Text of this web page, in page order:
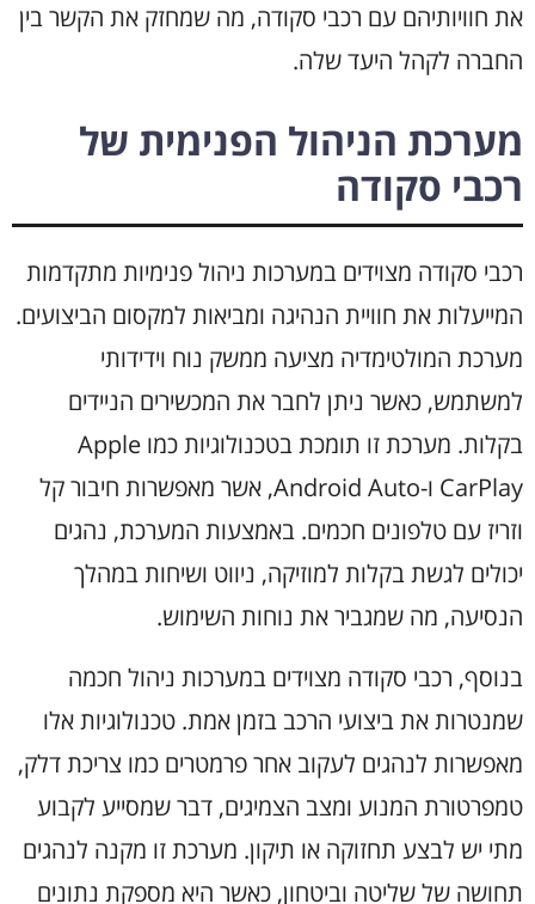
את חוויותיהם עם רכבי סקודה, מה שמחזק את הקשר בין
החברה לקהל היעד שלה.
מערכת הניהול הפנימית של
רכבי סקודה
רכבי סקודה מצוידים במערכות ניהול פנימיות מתקדמות
המייעלות את חוויית הנהיגה ומביאות למקסום הביצועים.
מערכת המולטימדיה מציעה ממשק נוח וידידותי
למשתמש, כאשר ניתן לחבר את המכשירים הניידים
בקלות. מערכת זו תומכת בטכנולוגיות כמו Apple
CarPlay ו-Android Auto, אשר מאפשרות חיבור קל
וזריז עם טלפונים חכמים. באמצעות המערכת, נהגים
יכולים לגשת בקלות למוזיקה, ניווט ושיחות במהלך
הנסיעה, מה שמגביר את נוחות השימוש.
בנוסף, רכבי סקודה מצוידים במערכות ניהול חכמה
שמנטרות את ביצועי הרכב בזמן אמת. טכנולוגיות אלו
מאפשרות לנהגים לעקוב אחר פרמטרים כמו צריכת דלק,
טמפרטורת המנוע ומצב הצמיגים, דבר שמסייע לקבוע
מתי יש לבצע תחזוקה או תיקון. מערכת זו מקנה לנהגים
תחושה של שליטה וביטחון, כאשר היא מספקת נתונים